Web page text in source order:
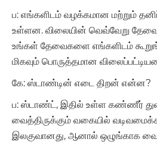
ப: எங்களிடம் வழக்கமான மற்றும்
உள்ளன. விலையின் வெவ்வேறு
உங்கள் தேவைகளை எங்களிடம்
மிகவும் பொருத்தமான
கே: ஸ்டாண்டின் எடை திறன் என்ன?
ப: ஸ்டாண்ட், இதில் உள்ள கண்ணீர்
வைத்திருக்கும் வகையில்
இலகுவானது, ஆனால் ஒழுங்காக